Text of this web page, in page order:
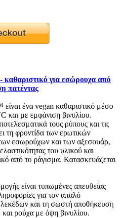
για εσώρουχα από
πατέντας
ένα vegan καθαριστικό μέσο
και με εμφάνιση βινυλίου.
τους ρύπους και τις
τη φροντίδα των ερωτικών
εσωρούχων και των αξεσουάρ,
του υλικού και
από το ράγισμα. Κατασκευάζεται
είναι τυπωμένες απευθείας
για τον απαλό
και τη σωστή αποθήκευση
ρούχα με όψη βινυλίου.